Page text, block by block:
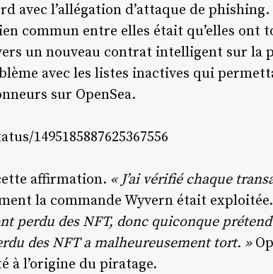
avec l’allégation d’attaque de phishing.
commun entre elles était qu’elles ont
un nouveau contrat intelligent sur la
avec les listes inactives qui
sur OpenSea.
1495185887625367556
affirmation. « J’ai vérifié chaque
la commande Wyvern était exploitée.
perdu des NFT, donc quiconque prétend
des NFT a malheureusement tort. »
à l’origine du piratage.